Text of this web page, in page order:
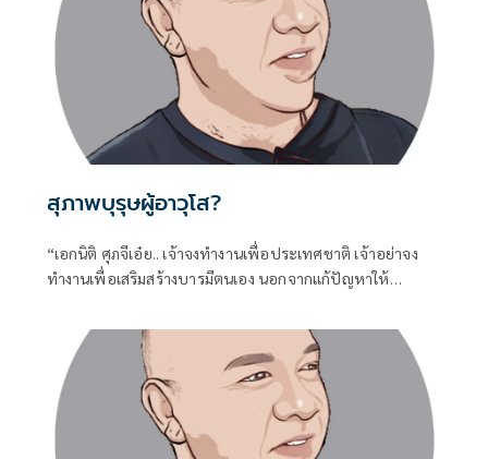
สุภาพบุรุษผู้อาวุโส?
“เอกนิติ ศุภจีเอ๋ย.. เจ้าจงทำงานเพื่อประเทศชาติ เจ้าอย่าจง
ทำงานเพื่อเสริมสร้างบารมีตนเอง นอกจากแก้ปัญหาให้
เจ้าทั้งสองท่าน